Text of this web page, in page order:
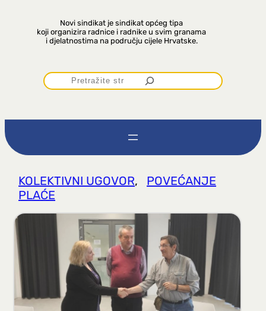
Novi sindikat je sindikat općeg tipa
koji organizira radnice i radnike u svim granama
i djelatnostima na području cijele Hrvatske.
P
r
t
r
a
g
a
KOLEKTIVNI UGOVOR,
POVEĆANJE
PLAĆE